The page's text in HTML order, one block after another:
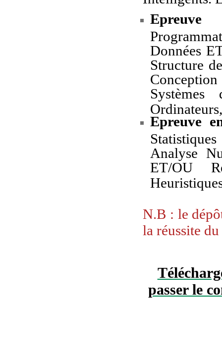
Epreuve
Données
Structure
Systèmes
Epreuve
Analyse
ET/OU
N.B : le
la réussite
passer le